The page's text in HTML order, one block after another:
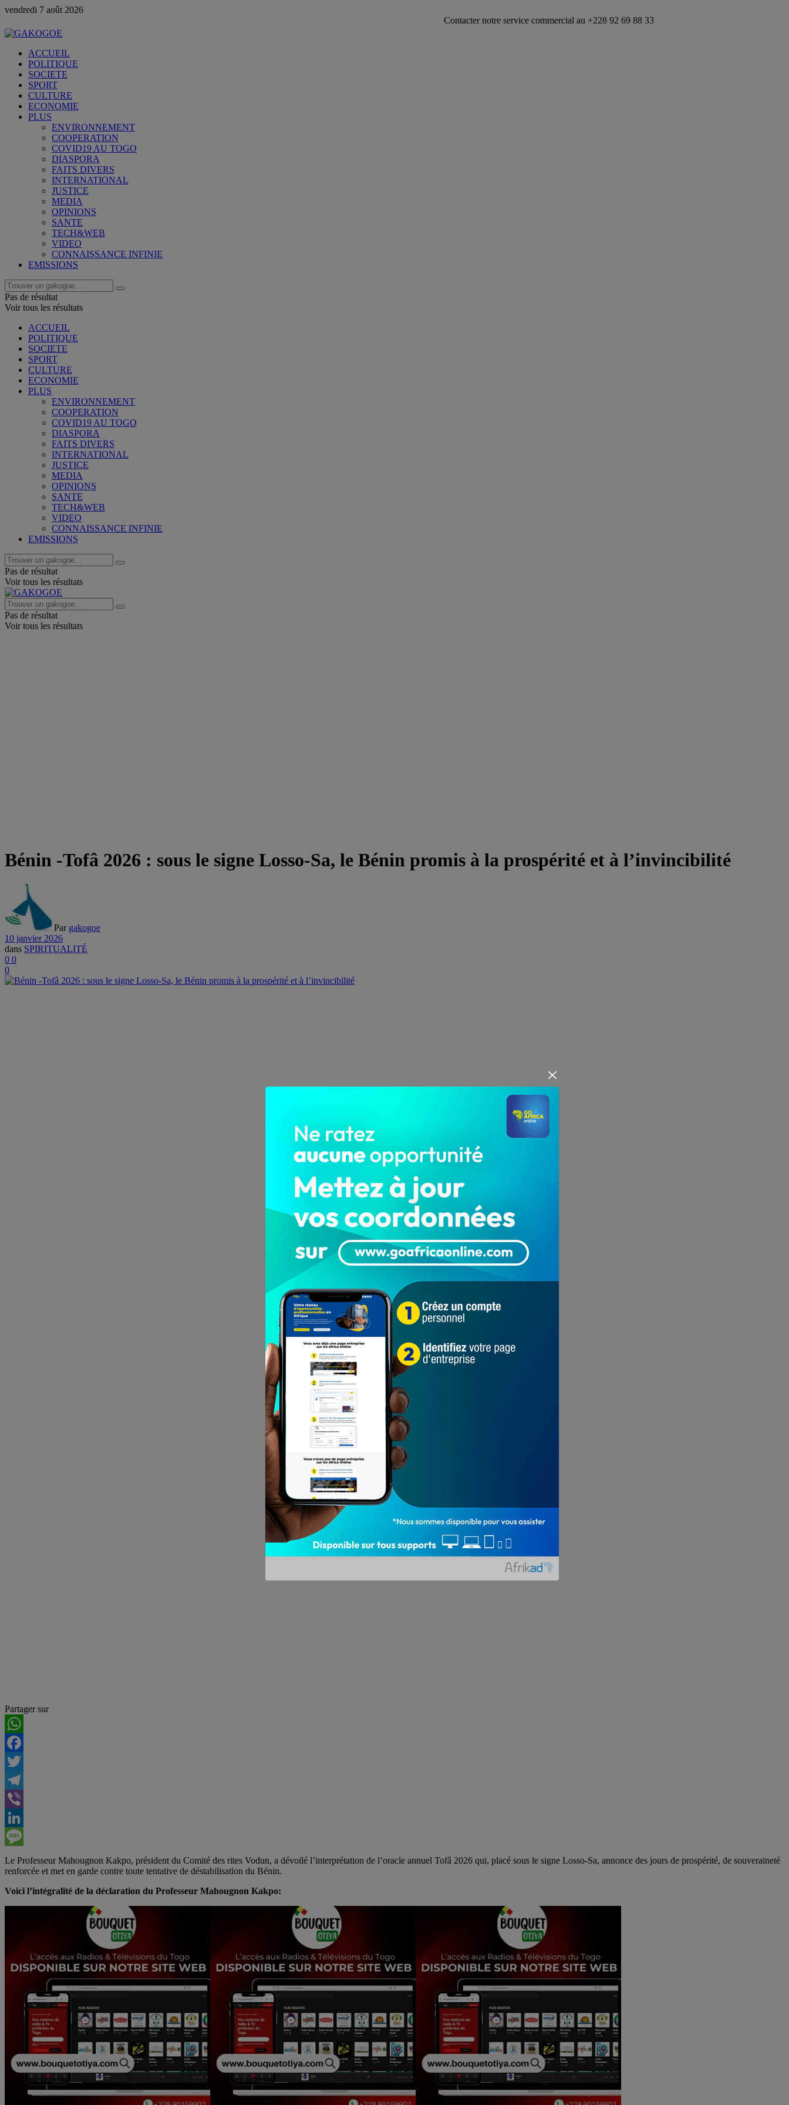
vendredi 7 août 2026
Contacter notre service commercial au +228 92 69 88 33
ACCUEIL
POLITIQUE
SOCIETE
SPORT
CULTURE
ECONOMIE
PLUS
ENVIRONNEMENT
COOPERATION
COVID19 AU TOGO
DIASPORA
FAITS DIVERS
INTERNATIONAL
JUSTICE
MEDIA
OPINIONS
SANTE
TECH&WEB
VIDEO
CONNAISSANCE INFINIE
EMISSIONS
Pas de résultat
Voir tous les résultats
ACCUEIL
POLITIQUE
SOCIETE
SPORT
CULTURE
ECONOMIE
PLUS
ENVIRONNEMENT
COOPERATION
COVID19 AU TOGO
DIASPORA
FAITS DIVERS
INTERNATIONAL
JUSTICE
MEDIA
OPINIONS
SANTE
TECH&WEB
VIDEO
CONNAISSANCE INFINIE
EMISSIONS
Pas de résultat
Voir tous les résultats
Pas de résultat
Voir tous les résultats
Bénin -Tofâ 2026 : sous le signe Losso-Sa, le Bénin promis à la prospérité et à l’invincibilité
Par gakogoe
10 janvier 2026
dans SPIRITUALITÉ
0 0
0
Partager sur
WhatsApp
Facebook
Twitter
Telegram
Viber
LinkedIn
Message
Le Professeur Mahougnon Kakpo, président du Comité des rites Vodun, a dévoilé l’interprétation de l’oracle annuel Tofâ 2026 qui, placé sous le signe Losso-Sa, annonce des jours de prospérité, de souveraineté
renforcée et met en garde contre toute tentative de déstabilisation du Bénin.
Voici l’intégralité de la déclaration du Professeur Mahougnon Kakpo: